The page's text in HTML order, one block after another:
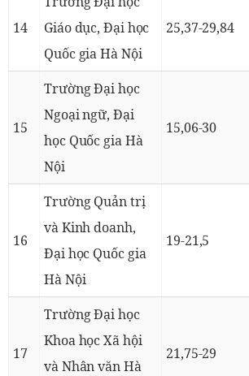
14
Giáo dục, Đại học
Quốc gia Hà Nội
25,37-29,84
15
Trường Đại học
Ngoại ngữ, Đại
học Quốc gia Hà
Nội
15,06-30
16
Trường Quản trị
và Kinh doanh,
Đại học Quốc gia
Hà Nội
19-21,5
17
Trường Đại học
Khoa học Xã hội
và Nhân văn Hà
21,75-29